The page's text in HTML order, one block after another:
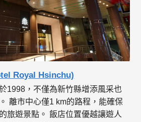
Royal Hsinchu)
1998，不僅為新竹縣增添風采也
離市中心僅1 km的路程，能確保
旅遊景點。 飯店位置優越讓遊人